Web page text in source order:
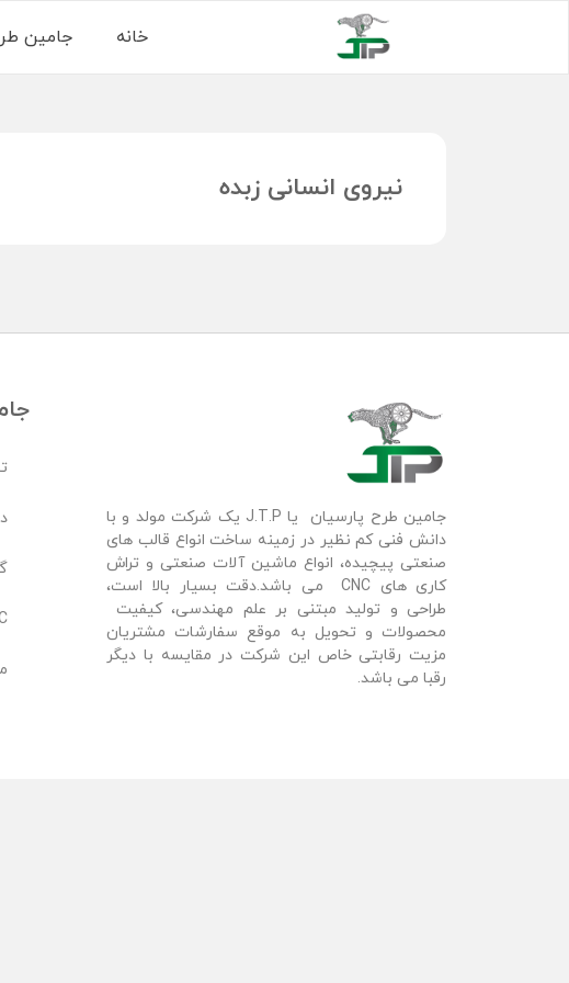
خانه جامین
نیروی انسانی زبده
جامین طرح پارسیان یا J.T.P یک شرکت مولد و با
دانش فنی کم نظیر در زمینه ساخت انواع قالب های
صنعتی پیچیده، انواع ماشین آلات صنعتی و تراش
کاری های CNC می باشد.دقت بسیار بالا است،
طراحی و تولید مبتنی بر علم مهندسی، کیفیت
محصولات و تحویل به موقع سفارشات مشتریان
مزیت رقابتی خاص این شرکت در مقایسه با دیگر
رقبا می باشد.